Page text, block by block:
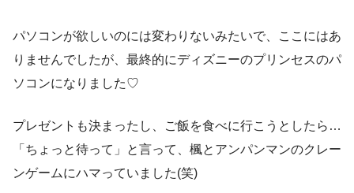
パソコンが欲しいのには変わりないみたいで、ここにはあ
りませんでしたが、最終的にディズニーのプリンセスのパ
ソコンになりました♡
プレゼントも決まったし、ご飯を食べに行こうとしたら…
「ちょっと待って」と言って、楓とアンパンマンのクレー
ンゲームにハマっていました(笑)